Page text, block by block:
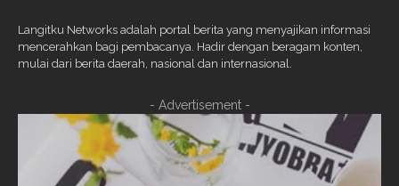
Langitku Networks adalah portal berita yang menyajikan informasi
mencerahkan bagi pembacanya. Hadir dengan beragam konten,
mulai dari berita daerah, nasional dan internasional.
- Advertisement -